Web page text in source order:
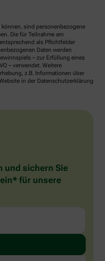
sind personenbezogene
Die für Teilnahme am
als Pflichtfelder
Daten werden
– zur Erfüllung eines
– verwendet. Weitere
z.B. Informationen über
in der Datenschutzerklärung
und sichern Sie
für unsere